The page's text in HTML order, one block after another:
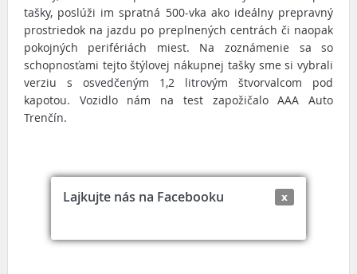
Lajkujte nás na Facebooku x
tašky, poslúži im spratná 500-vka ako ideálny prepravný
prostriedok na jazdu po preplnených centrách či naopak
pokojných perifériách miest. Na zoznámenie sa so
schopnosťami tejto štýlovej nákupnej tašky sme si vybrali
verziu s osvedčeným 1,2 litrovým štvorvalcom pod
kapotou. Vozidlo nám na test zapožičalo AAA Auto
Trenčín.